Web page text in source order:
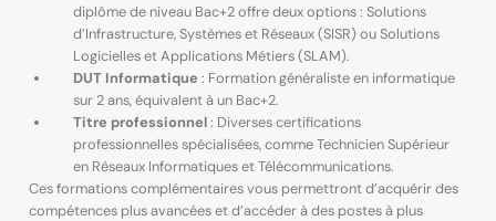
diplôme de niveau Bac+2 offre deux options : Solutions
d’Infrastructure, Systèmes et Réseaux (SISR) ou Solutions
Logicielles et Applications Métiers (SLAM).
DUT Informatique : Formation généraliste en informatique
sur 2 ans, équivalent à un Bac+2.
Titre professionnel: Diverses certifications
professionnelles spécialisées, comme Technicien Supérieur
en Réseaux Informatiques et Télécommunications.
Ces formations complémentaires vous permettront d’acquérir des
compétences plus avancées et d’accéder à des postes à plus